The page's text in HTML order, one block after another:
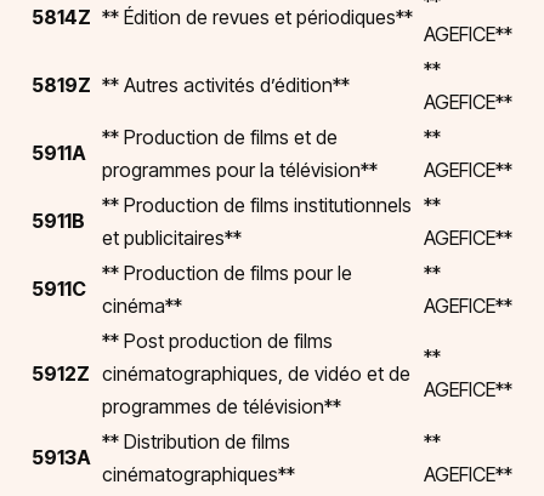
5814Z ** Édition de revues et périodiques**
AGEFICE**
5819Z ** Autres activités d’édition**
**
AGEFICE**
5911A
** Production de films et de
programmes pour la télévision**
**
AGEFICE**
5911B
** Production de films institutionnels
et publicitaires**
**
AGEFICE**
5911C
** Production de films pour le
cinéma**
**
AGEFICE**
5912Z
** Post production de films
cinématographiques, de vidéo et de
programmes de télévision**
**
AGEFICE**
5913A
** Distribution de films
cinématographiques**
**
AGEFICE**